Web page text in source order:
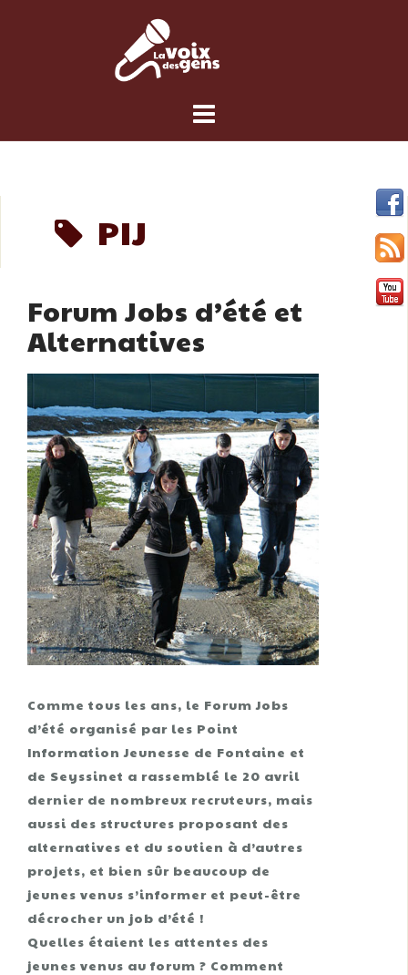
PIJ
Forum Jobs d’été et
Alternatives
Comme tous les ans, le Forum Jobs
d’été organisé par les Point
Information Jeunesse de Fontaine et
de Seyssinet a rassemblé le 20 avril
dernier de nombreux recruteurs, mais
aussi des structures proposant des
alternatives et du soutien à d’autres
projets, et bien sûr beaucoup de
jeunes venus s’informer et peut-être
décrocher un job d’été !
Quelles étaient les attentes des
jeunes venus au forum ? Comment